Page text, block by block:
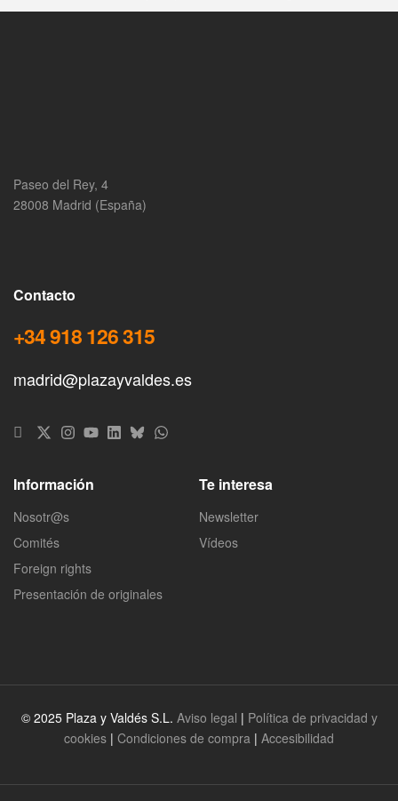
Paseo del Rey, 4
28008 Madrid (España)
Contacto
+34 918 126 315
madrid@plazayvaldes.es
Información
Nosotr@s
Comités
Foreign rights
Presentación de originales
Te interesa
Newsletter
Vídeos
© 2025 Plaza y Valdés S.L. Aviso legal | Política de privacidad y
cookies | Condiciones de compra | Accesibilidad